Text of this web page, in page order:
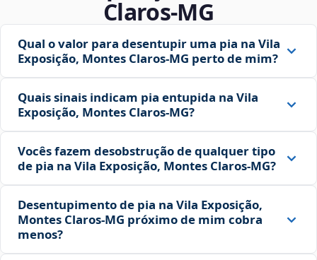
Claros‑MG
Qual o valor para desentupir uma pia na Vila
Exposição, Montes Claros‑MG perto de mim?
Quais sinais indicam pia entupida na Vila
Exposição, Montes Claros‑MG?
Vocês fazem desobstrução de qualquer tipo
de pia na Vila Exposição, Montes Claros‑MG?
Desentupimento de pia na Vila Exposição,
Montes Claros‑MG próximo de mim cobra
menos?